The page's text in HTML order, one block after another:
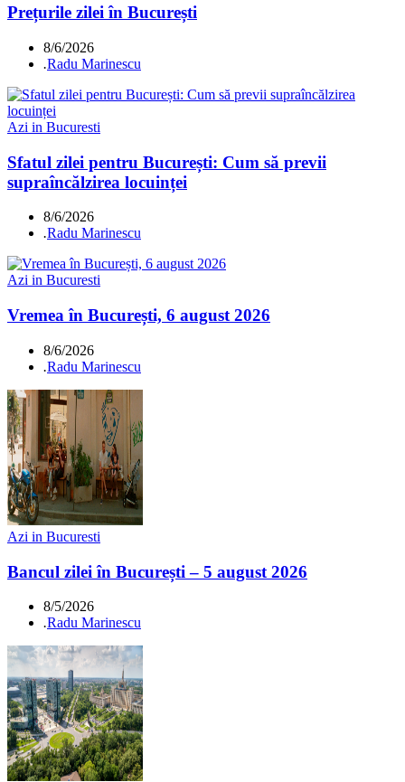
Prețurile zilei în București
8/6/2026
.Radu Marinescu
Azi in Bucuresti
Sfatul zilei pentru București: Cum să previi
supraîncălzirea locuinței
8/6/2026
.Radu Marinescu
Azi in Bucuresti
Vremea în București, 6 august 2026
8/6/2026
.Radu Marinescu
Azi in Bucuresti
Bancul zilei în București – 5 august 2026
8/5/2026
.Radu Marinescu